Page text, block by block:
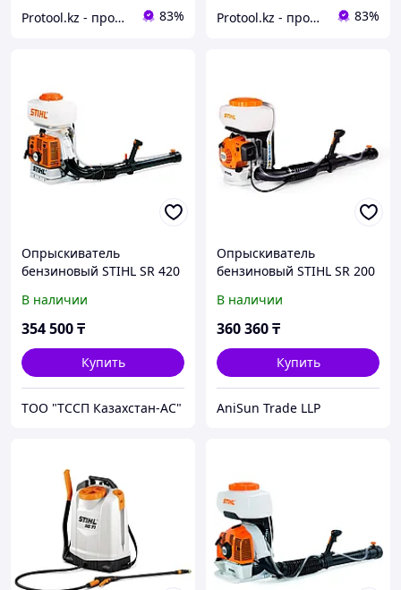
Protool.kz - продажа электроинструмента, ручные строительные и садовые инструменты 83% Protool.kz - продажа электроинструмента, ручные строительные и садовые инструменты 83%
Опрыскиватель
бензиновый STIHL SR 420
В наличии
354 500₸
Купить
ТОО "ТССП Казахстан-АС"
Опрыскиватель
бензиновый STIHL SR 200
В наличии
360 360₸
Купить
AniSun Trade LLP